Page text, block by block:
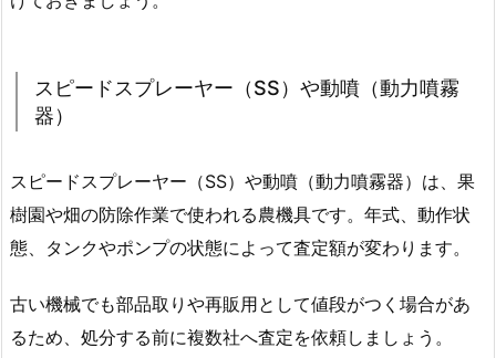
スピードスプレーヤー（SS）や動噴（動力噴霧
器）
スピードスプレーヤー（SS）や動噴（動力噴霧器）は、果
樹園や畑の防除作業で使われる農機具です。年式、動作状
態、タンクやポンプの状態によって査定額が変わります。
古い機械でも部品取りや再販用として値段がつく場合があ
るため、処分する前に複数社へ査定を依頼しましょう。